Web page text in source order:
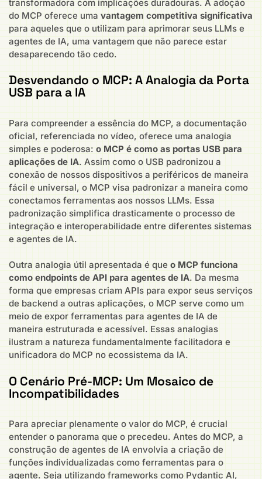
transformadora com implicações duradouras. A adoção
do MCP oferece uma vantagem competitiva significativa
para aqueles que o utilizam para aprimorar seus LLMs e
agentes de IA, uma vantagem que não parece estar
desaparecendo tão cedo.
Desvendando o MCP: A Analogia da Porta
USB para a IA
Para compreender a essência do MCP, a documentação
oficial, referenciada no vídeo, oferece uma analogia
simples e poderosa: o MCP é como as portas USB para
aplicações de IA. Assim como o USB padronizou a
conexão de nossos dispositivos a periféricos de maneira
fácil e universal, o MCP visa padronizar a maneira como
conectamos ferramentas aos nossos LLMs. Essa
padronização simplifica drasticamente o processo de
integração e interoperabilidade entre diferentes sistemas
e agentes de IA.
Outra analogia útil apresentada é que o MCP funciona
como endpoints de API para agentes de IA. Da mesma
forma que empresas criam APIs para expor seus serviços
de backend a outras aplicações, o MCP serve como um
meio de expor ferramentas para agentes de IA de
maneira estruturada e acessível. Essas analogias
ilustram a natureza fundamentalmente facilitadora e
unificadora do MCP no ecossistema da IA.
O Cenário Pré-MCP: Um Mosaico de
Incompatibilidades
Para apreciar plenamente o valor do MCP, é crucial
entender o panorama que o precedeu. Antes do MCP, a
construção de agentes de IA envolvia a criação de
funções individualizadas como ferramentas para o
agente. Seja utilizando frameworks como Pydantic AI,